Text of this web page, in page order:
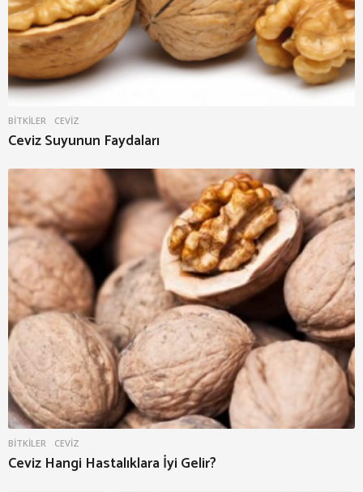
BITKILER CEVIZ
Ceviz Suyunun Faydaları
BITKILER CEVIZ
Ceviz Hangi Hastalıklara İyi Gelir?